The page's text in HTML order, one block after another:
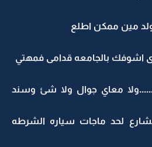
مين ممكن اطلع
اشوفك بالجامعه قدامى فمهتي
معاي جوال ولا شئ وسند
لحد ماجات سياره الشرطه